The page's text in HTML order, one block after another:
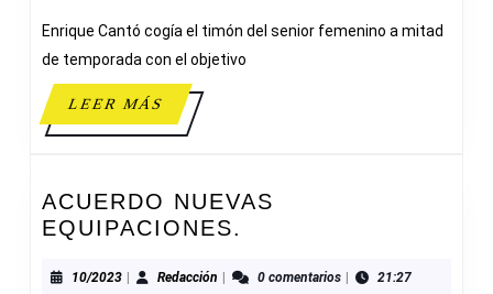
FEMENINO
Enrique Cantó cogía el timón del senior femenino a mitad
de temporada con el objetivo
LEER MÁSLEER
MÁS
ACUERDO NUEVAS
EQUIPACIONES.
EQUIPACIONES.
10/202310/2023Redacción Redacción0 comentarios 21:27